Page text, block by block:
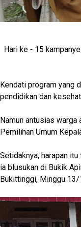
Hari ke - 15
Kendati program yang
pendidikan dan
Namun antusias warga
Pemilihan Umum
Setidaknya, harapan
ia blusukan di Bukik
Bukittinggi, Minggu